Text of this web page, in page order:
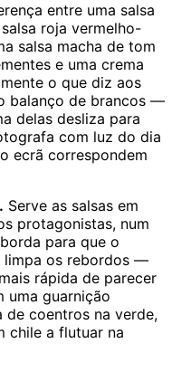
entre uma salsa
roja vermelho-
salsa macha de tom
e uma crema
o que diz aos
balanço de brancos —
delas desliza para
com luz do dia
ecrã correspondem
Serve as salsas em
protagonistas, num
para que o
limpa os rebordos —
rápida de parecer
uma guarnição
de coentros na verde,
chile a flutuar na